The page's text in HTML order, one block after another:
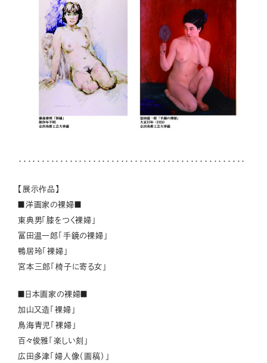
・・・・・・・・・・・・・・・・・・・・・・・・・・・・・・・・・・・・・・・・・・・・・・・・・
【展示作品】
■洋画家の裸婦■
東典男「膝をつく裸婦」
冨田温一郎「手鏡の裸婦」
鴨居玲「裸婦」
宮本三郎「椅子に寄る女」
■日本画家の裸婦■
加山又造「裸婦」
鳥海青児「裸婦」
百々俊雅「楽しい刻」
広田多津「婦人像（画稿）」